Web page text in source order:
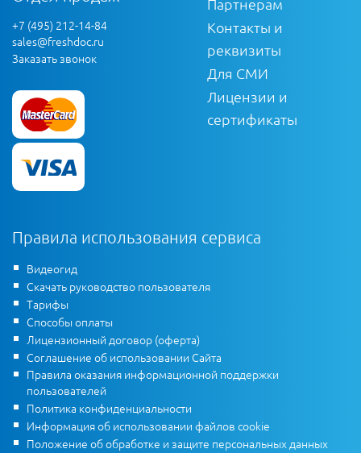
+7 (495) 212-14-84
sales@freshdoc.ru
Заказать звонок
Партнерам
Контакты и
реквизиты
Для СМИ
Лицензии и
сертификаты
Правила использования сервиса
Видеогид
Скачать руководство пользователя
Тарифы
Способы оплаты
Лицензионный договор (оферта)
Соглашение об использовании Сайта
Правила оказания информационной поддержки
пользователей
Политика конфиденциальности
Информация об использовании файлов cookie
Положение об обработке и защите персональных данных